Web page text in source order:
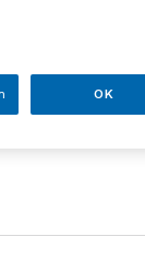
am Dienstag
OK